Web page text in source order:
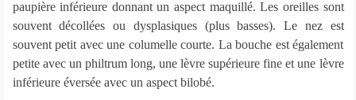
paupière inférieure donnant un aspect maquillé. Les oreilles sont
souvent décollées ou dysplasiques (plus basses). Le nez est
souvent petit avec une columelle courte. La bouche est également
petite avec un philtrum long, une lèvre supérieure fine et une lèvre
inférieure éversée avec un aspect bilobé.